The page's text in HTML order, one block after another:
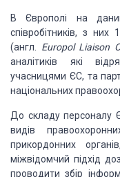
В Європолі на
співробітників, з них
(англ. Europol Liaison
аналітиків які
учасницями ЄС, та
національних
До складу персоналу
видів
прикордонних
міжвідомчий підхід
проводити збір